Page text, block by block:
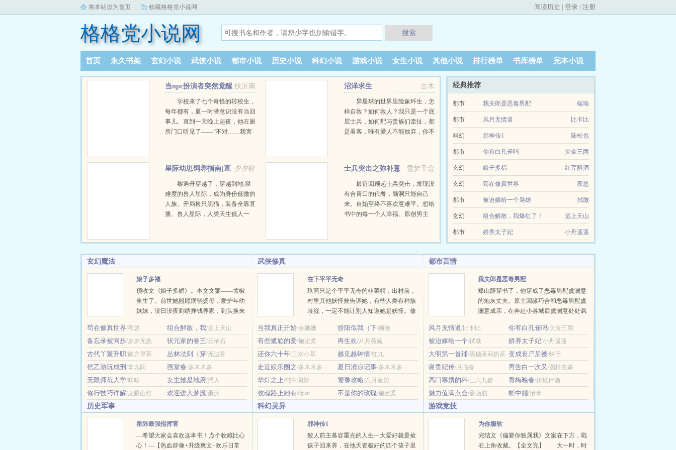
将本站设为首页 收藏格格党小说网 阅读历史 | 登录 | 注册
格格党小说网 搜索
首页 永久书架 玄幻小说 武侠小说 都市小说 历史小说 科幻小说 游戏小说 女生小说 其他小说 排行榜单 书库榜单 完本小说
阅读记录
扶沂南
当npc扮演者突然觉醒
学校来了七个奇怪的转校生，
每年都有，夏一时潜意识没有当回
事儿。直到一天晚上起夜，他在厕
所门口听见了——“不对……我害
个世界的奥秘，他也开始探索，解
锁各种人物。万人迷……黑猫……
大boss…….一堆杂七杂八后，他
逃出了这个世界，夏一时一瞬间苏
醒了所有记忆，原来他是无限流中
古木
沼泽求生
异星球的世界里险象环生，怎
样自救？如何救人？我只是一个底
层士兵，如何配与贵族们牵扯，都
是看客，唯有爱人不能放弃，你不
夕夕肆
星际幼崽饲养指南[直
黎遇舟穿越了，穿越到地.狱
难度的兽人星际，成为身份低微的
人族。开局捡只黑猫，装备全靠直
播。兽人星际，人类天生低人一
娃能力。黎遇舟毫不在意，专心利
用自己前世的饲养员技能点来养
崽，就是不知道为什么，家里的兽
式前所未见，网友指责他做饭表面
花里胡哨，实则难吃至极。崽崽们
实力捧场，全息共享味觉系统让直
播间网友真实体验…
雪梦千念
士兵突击之弥补意
难平最近回顾起士兵突击，发现没
有合胃口的代餐，脑洞只能自己
来。自始至终不喜欢意难平。想给
书中的每一个人幸福。原创男主
经典推荐
都市 我夫郎是恶毒男配 端瑜
都市 风月无情道 比卡比
科幻 邪神传1 陆松也
都市 你有白孔雀吗 欠金三两
玄幻 娘子多福 红芹酥酒
玄幻 苟在修真世界 夜悠
都市 被迫嫁给一个枭雄 拭微
玄幻 组合解散，我爆红了！ 远上天山
都市 娇养太子妃 小舟遥遥
玄幻魔法
娘子多福
预收文《娘子多娇》。本文文案——孟椒
重生了。前世她照顾病弱婆母，爱护年幼
妹妹，没日没夜刺绣挣钱养家，到头换来
损，还要逼她自请为妾，最后更是将她送
给别人。这次，她决定为自己而活。说她
流产生不出孩子？行，我就给你纳个爱搅
事的小妾。想要和高门贵女成双成对？那
我就在外面大肆宣扬自己的好名声。高门
贵女怀孕了？没事，小妾也怀孕了。……
眼看时机成熟，前夫与高门贵女各怀鬼
胎，小…
苟在修真世界/夜悠 组合解散，我/远上天山
备忘录被同步/岁岁无恙 状元家的卷王/云依石
古代丫鬟升职/南方早茶 丛林法则（穿/无边客
把乙游玩成刑 /辛九同 画堂春/多木木多
无限师范大学/咩咕 女主她是地府/孺人
修行技巧详解/龙眼山竹 欢迎进入梦魇/桑沃
武侠修真
在下平平无奇
玖茴只是个平平无奇的韭菜精，出村前，
村里其他妖怪曾告诉她，有些人类有种族
歧视，一定不能让别人知道她是妖怪。修
剑修，有宗门擅占卜。唯有玖茴拜的宗
门，不仅无人擅御妖兽，其他方面也毫无
存在感。玖茴问师父：“我们宗门传承两
千年，靠的是什么？”师父神情深沉，目
光悠远：“全靠苟。”狗？本文将于11月20
日入V，感谢读者朋友的支持~新文古言
《落崖三载后》，正在连载中~ …
当我真正开始/余姗姗 骄阳似我（下/顾漫
有些尴尬的爱/施定柔 再生欢/八月薇妮
还你六十年/三水小草 越见越钟情/红九
走近娱乐圈之/多木木多 夏日清凉记事/多木木多
华灯之上/纯白阴影 饕餮攻略/八月薇妮
收魂路上她有/暗an 不是你的玫瑰/施定柔
都市言情
我夫郎是恶毒男配
郑山辞穿书了，他穿成了恶毒男配虞澜意
的炮灰丈夫。原主因缘巧合和恶毒男配虞
澜意成亲，在奔赴小县城后虞澜意处处讽
知己把虞澜意杀了。 现在他在宴会上被人
抓住和虞澜意同处一室，在大庭广众之下
私会，虞澜意本想让男主和自己关在一起
结果关错人了，现在他用袖子遮挡着脸，
对着郑山辞怒目而视。 面对众人的指责，
郑山辞咬牙：“我娶。” 郑山辞嘴里发苦，
这人完全就是一个作精，侯府娇养…
风月无情道/比卡比 你有白孔雀吗/欠金三两
被迫嫁给一个/拭微 娇养太子妃/小舟遥遥
大明第一首辅/黑糖茉莉奶茶 变成丧尸后被/蛛于
谢贵妃传/月临春 再告白一次又/图样先森
高门寒婿的科/三六九龄 青梅晚春/折枝伴酒
魅力值满点会/甜画舫 帐中婚/怡米
历史军事
星际最强指挥官
—希望大家会喜欢这本书！点个收藏比心
心！—【热血群像+升级爽文+欢乐日常
科幻灵异
邪神传1
鲛人前主慕容重光的人生一大爱好就是捡
孩子回来养，在他天资极好的四个孩子里
游戏竞技
为你服软
完结文《偏要你独属我》文案在下方，戳
右上角收藏。【全文完】 大一时，时